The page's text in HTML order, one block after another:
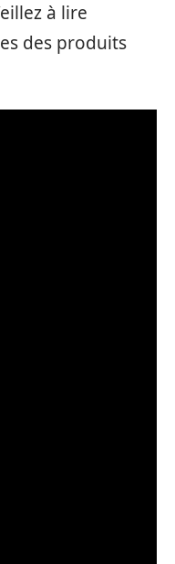
à lire
des produits